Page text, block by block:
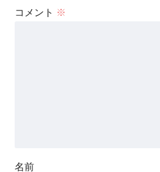
コメント ※
名前